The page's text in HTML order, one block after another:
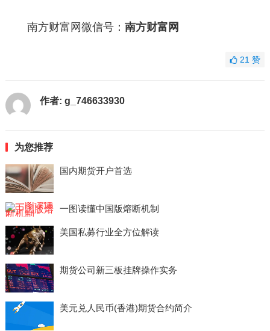
南方财富网微信号： 南方财富网
21赞
作者: g_746633930
为您推荐
国内期货开户首选
一图读懂中国版熔断机制
美国私募行业全方位解读
期货公司新三板挂牌操作实务
美元兑人民币(香港)期货合约简介